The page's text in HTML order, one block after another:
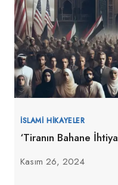
İSLAMI HIKAYELER
‘Tiranın Bahane
Kasım 26, 2024